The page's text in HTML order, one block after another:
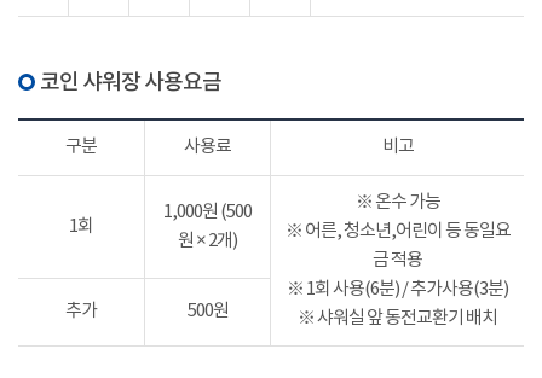
코인 샤워장 사용요금
구분 사용료 비고
1회
1,000원 (500
원 × 2개)
※ 온수 가능
※ 어른, 청소년,어린이 등 동일요
금 적용
※ 1회 사용(6분) / 추가사용(3분)
※ 샤워실 앞 동전교환기 배치
추가 500원